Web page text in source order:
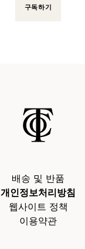
구독하기
배송 및 반품
개인정보처리방침
웹사이트 정책
이용약관